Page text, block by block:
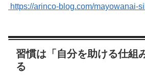
https://arinco-blog.com/mayowanai-
習慣は「自分を助ける仕組
る